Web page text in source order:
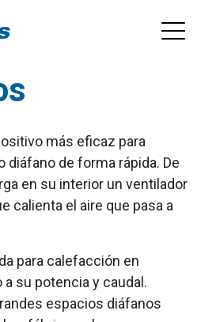
más eficaz para
diáfano de forma rápida. De
en su interior un ventilador
calienta el aire que pasa a
para calefacción en
su potencia y caudal.
espacios diáfanos